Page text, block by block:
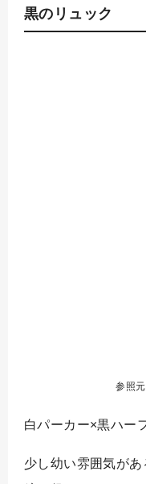
黒のリュック
参照
白パーカー×黒ハー
少し幼い雰囲気があ